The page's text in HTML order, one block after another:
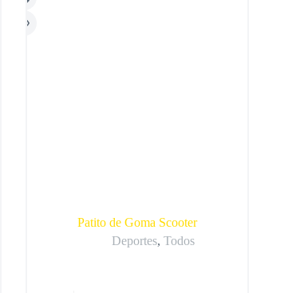
Patito de Goma Scooter
Deportes, Todos